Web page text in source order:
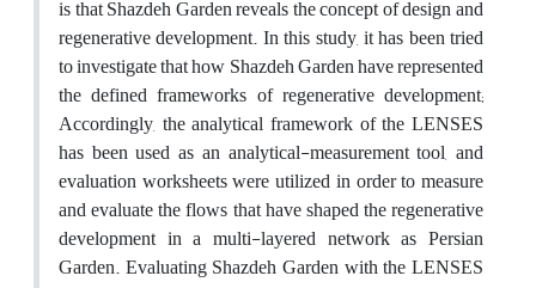
is that Shazdeh Garden reveals the concept of design and
regenerative development. In this study, it has been tried
to investigate that how Shazdeh Garden have represented
the defined frameworks of regenerative development;
Accordingly, the analytical framework of the LENSES
has been used as an analytical-measurement tool, and
evaluation worksheets were utilized in order to measure
and evaluate the flows that have shaped the regenerative
development in a multi-layered network as Persian
Garden. Evaluating Shazdeh Garden with the LENSES